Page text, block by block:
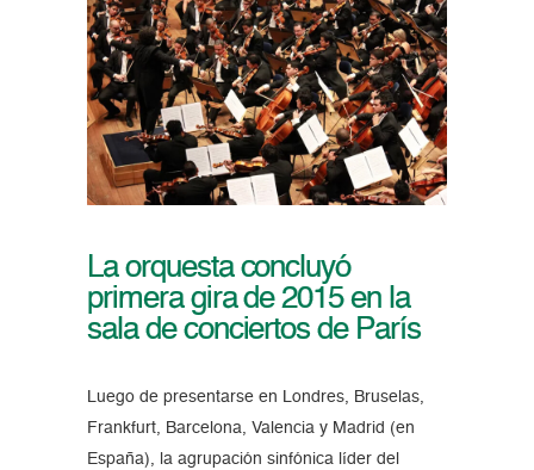
La orquesta concluyó
primera gira de 2015 en la
sala de conciertos de París
Luego de presentarse en Londres, Bruselas,
Frankfurt, Barcelona, Valencia y Madrid (en
España), la agrupación sinfónica líder del